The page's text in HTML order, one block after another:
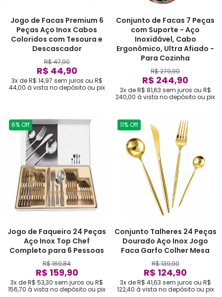
Jogo de Facas Premium 6
Peças Aço Inox Cabos
Coloridos com Tesoura e
Descascador
R$ 47,90
R$ 44,90
3x de R$ 14,97 sem juros ou R$
44,00 à vista no depósito ou pix
Conjunto de Facas 7 Peças
com Suporte - Aço
Inoxidável, Cabo
Ergonômico, Ultra Afiado -
Para Cozinha
R$ 279,90
R$ 244,90
3x de R$ 81,63 sem juros ou R$
240,00 à vista no depósito ou pix
6% Off
Jogo de Faqueiro 24 Peças
Aço Inox Top Chef
Completo para 6 Pessoas
R$ 169,84
R$ 159,90
3x de R$ 53,30 sem juros ou R$
156,70 à vista no depósito ou pix
11% Off
Conjunto Talheres 24 Peças
Dourado Aço Inox Jogo
Faca Garfo Colher Mesa
R$ 139,90
R$ 124,90
3x de R$ 41,63 sem juros ou R$
122,40 à vista no depósito ou pix